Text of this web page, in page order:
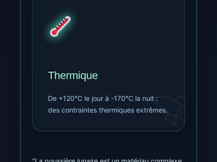
Thermique
De +120°C le jour à -170°C la nuit :
des contraintes thermiques extrêmes.